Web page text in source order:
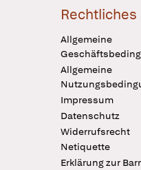
Rechtliches
Allgemeine
Allgemeine
Impressum
Datenschutz
Widerrufsrecht
Netiquette
Erklärung zur